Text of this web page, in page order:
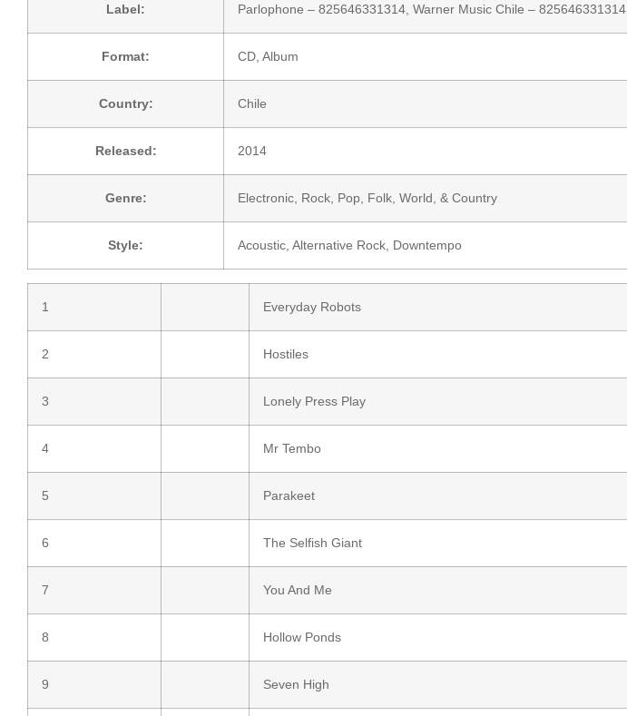
Label: Parlophone – 825646331314, Warner Music Chile – 825646331314
Format: CD , Album
Country: Chile
Released: 2014
Genre: Electronic Rock Pop Folk, World, & Country
Style: Acoustic Alternative Rock Downtempo
1 Everyday Robots
2 Hostiles
3 Lonely Press Play
4 Mr Tembo
5 Parakeet
6 The Selfish Giant
7 You And Me
8 Hollow Ponds
9 Seven High